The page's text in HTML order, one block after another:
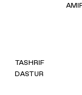
TASHRIF
DASTUR